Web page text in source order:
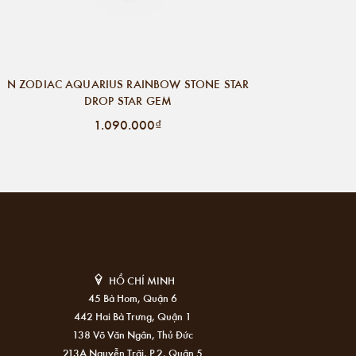
N ZODIAC AQUARIUS RAINBOW STONE STAR
DROP STAR GEM
1.090.000₫
HỒ CHÍ MINH
45 Bà Hom, Quận 6
442 Hai Bà Trưng, Quận 1
138 Võ Văn Ngân, Thủ Đức
213A Nguyễn Trãi, P.2, Quận 5